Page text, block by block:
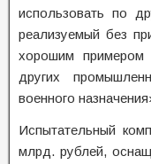
использовать по
реализуемый без
хорошим примером
других
военного
Испытательный
млрд. рублей,